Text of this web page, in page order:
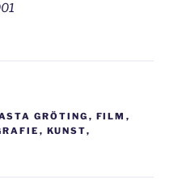
GRÖTING , FILM ,
, KUNST,